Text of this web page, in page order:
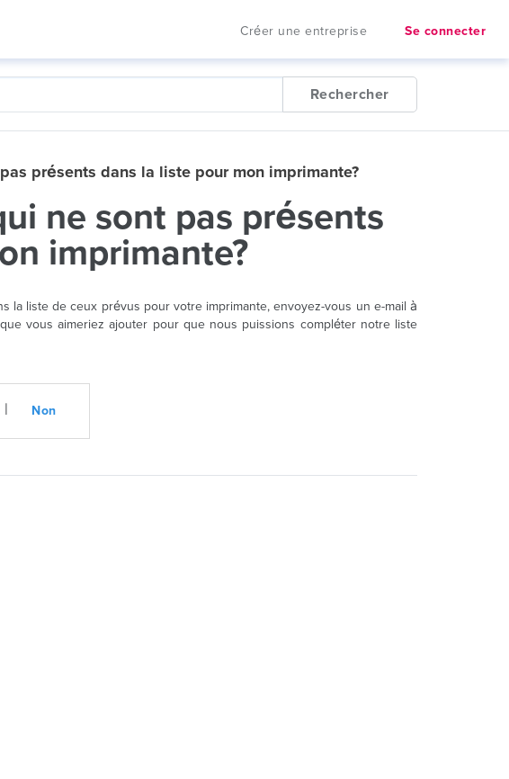
Créer une entreprise Se connecter
Rechercher
présents dans la liste pour mon imprimante?
ne sont pas présents
imprimante?
la liste de ceux prévus pour votre imprimante, envoyez-vous un e-mail à
vous aimeriez ajouter pour que nous puissions compléter notre liste
| Non